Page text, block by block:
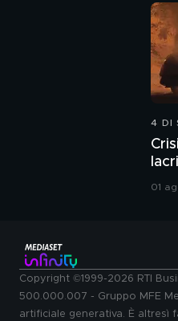
4 DI
01
Copyright ©1999-2026 RTI
500.000.007 - Gruppo MFE
artificiale generativa. È altresì